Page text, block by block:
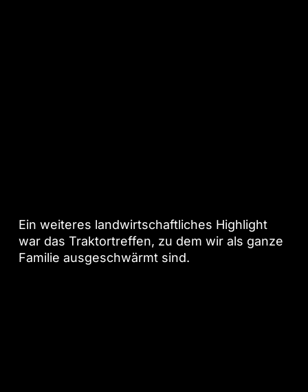
Ein weiteres landwirtschaftliches Highlight
war das Traktortreffen, zu dem wir als ganze
Familie ausgeschwärmt sind.